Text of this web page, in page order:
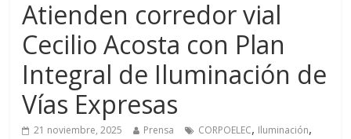
Atienden corredor vial
Cecilio Acosta con Plan
Integral de Iluminación de
Vías Expresas
21 noviembre, 2025 Prensa CORPOELEC, Iluminación,